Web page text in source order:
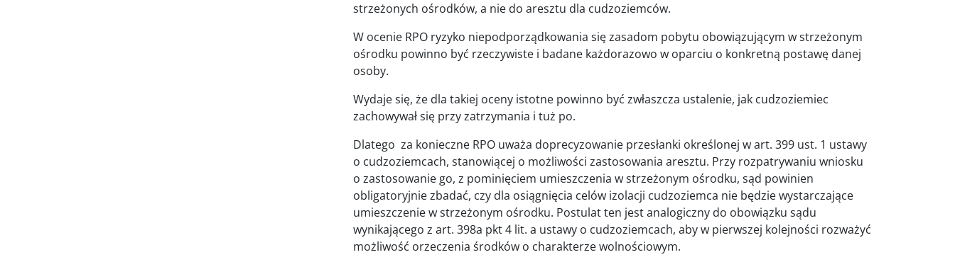
strzeżonych ośrodków, a nie do aresztu dla cudzoziemców.
W ocenie RPO ryzyko niepodporządkowania się zasadom pobytu obowiązującym w strzeżonym
ośrodku powinno być rzeczywiste i badane każdorazowo w oparciu o konkretną postawę danej
osoby.
Wydaje się, że dla takiej oceny istotne powinno być zwłaszcza ustalenie, jak cudzoziemiec
zachowywał się przy zatrzymania i tuż po.
Dlatego za konieczne RPO uważa doprecyzowanie przesłanki określonej w art. 399 ust. 1 ustawy
o cudzoziemcach, stanowiącej o możliwości zastosowania aresztu. Przy rozpatrywaniu wniosku
o zastosowanie go, z pominięciem umieszczenia w strzeżonym ośrodku, sąd powinien
obligatoryjnie zbadać, czy dla osiągnięcia celów izolacji cudzoziemca nie będzie wystarczające
umieszczenie w strzeżonym ośrodku. Postulat ten jest analogiczny do obowiązku sądu
wynikającego z art. 398a pkt 4 lit. a ustawy o cudzoziemcach, aby w pierwszej kolejności rozważyć
możliwość orzeczenia środków o charakterze wolnościowym.